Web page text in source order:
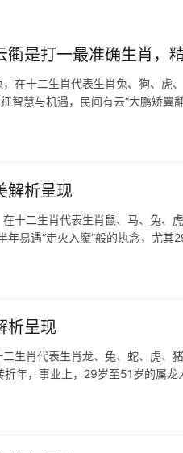
是打一最准确生肖，
在十二生肖代表生肖兔、狗、虎
智慧与机遇，民间有云“大鹏矫翼
解析呈现
十二生肖代表生肖鼠、马、兔、
易遇“走火入魔”般的执念，尤
析呈现
生肖代表生肖龙、兔、蛇、虎、
年，事业上，29岁至51岁的属龙